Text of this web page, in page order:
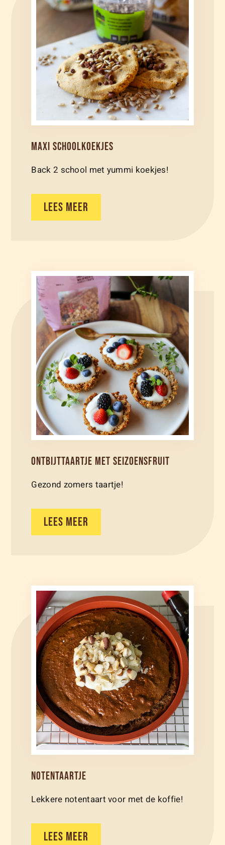
MAXI SCHOOLKOEKJES
Back 2 school met yummi koekjes!
LEES MEER
ONTBIJTTAARTJE MET SEIZOENSFRUIT
Gezond zomers taartje!
LEES MEER
NOTENTAARTJE
Lekkere notentaart voor met de koffie!
LEES MEER